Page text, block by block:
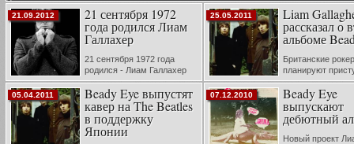
21 сентября 1972
года родился Лиам
Галлахер
21 сентября 1972 года
родился - Лиам Галлахер
(британский музыкант,
наибольшую известность получивший как
вокалист группы Oasis; с 2009 года —
фронтмен Beady Eye.)
21.09.2012 Liam
рассказал о
альбоме
Британские
планируют
записи нового
феврале и выпустить диск летом
25.05.2011
Beady Eye выпустят
кавер на The Beatles
в поддержку
Японии
05.04.2011 Beady Eye
выпускают
дебютный
Новый проект
07.12.2010